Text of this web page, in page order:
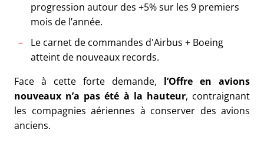
progression autour des +5% sur les 9 premiers
mois de l’année.
Le carnet de commandes d'Airbus + Boeing
atteint de nouveaux records.
Face à cette forte demande, l’Offre en avions
nouveaux n’a pas été à la hauteur, contraignant
les compagnies aériennes à conserver des avions
anciens.